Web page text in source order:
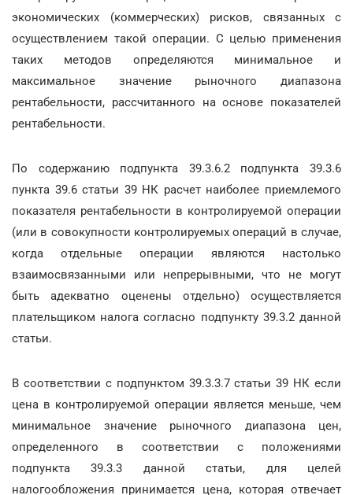
экономических (коммерческих) рисков, связанных с
осуществлением такой операции. С целью применения
таких методов определяются минимальное и
максимальное значение рыночного диапазона
рентабельности, рассчитанного на основе показателей
рентабельности.
По содержанию подпункта 39.3.6.2 подпункта 39.3.6
пункта 39.6 статьи 39 НК расчет наиболее приемлемого
показателя рентабельности в контролируемой операции
(или в совокупности контролируемых операций в случае,
когда отдельные операции являются настолько
взаимосвязанными или непрерывными, что не могут
быть адекватно оценены отдельно) осуществляется
плательщиком налога согласно подпункту 39.3.2 данной
статьи.
В соответствии с подпунктом 39.3.3.7 статьи 39 НК если
цена в контролируемой операции является меньше, чем
минимальное значение рыночного диапазона цен,
определенного в соответствии с положениями
подпункта 39.3.3 данной статьи, для целей
налогообложения принимается цена, которая отвечает